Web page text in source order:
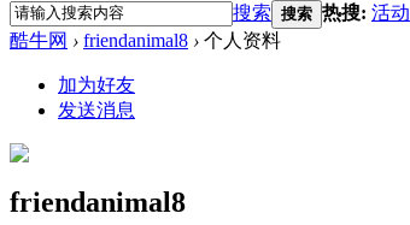
搜索 搜索 热搜: 活动
酷牛网 › friendanimal8 › 个人资料
加为好友
发送消息
friendanimal8